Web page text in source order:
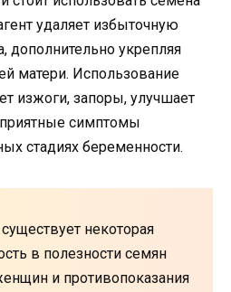
удаляет избыточную
дополнительно укрепляя
матери. Использование
изжоги, запоры, улучшает
симптомы
стадиях беременности.
некоторая
в полезности семян
и противопоказания